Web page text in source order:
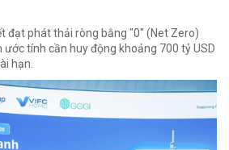
đạt phát thải ròng bằng "0" (Net Zero)
tính cần huy động khoảng 700 tỷ USD
hạn.